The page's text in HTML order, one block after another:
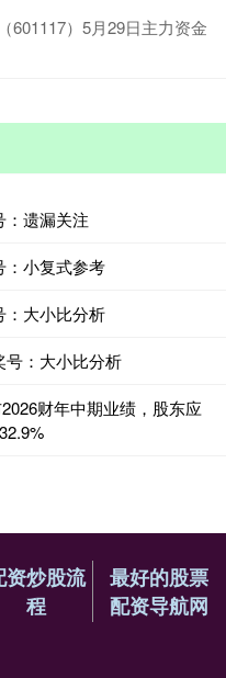
601117）5月29日主力资金
：遗漏关注
：小复式参考
：大小比分析
号：大小比分析
财年中期业绩，股东应
资炒股流
程
最好的股票
配资导航网